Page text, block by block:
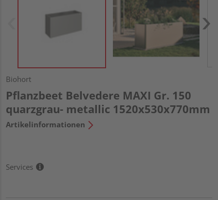
Biohort
Pflanzbeet Belvedere MAXI Gr. 150
quarzgrau- metallic 1520x530x770mm
Artikelinformationen
Services